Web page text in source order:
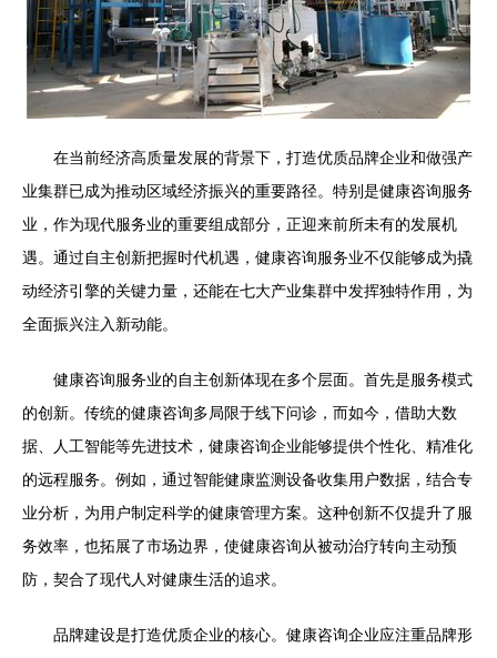
在当前经济高质量发展的背景下，打造优质品牌企业和做强产
业集群已成为推动区域经济振兴的重要路径。特别是健康咨询服务
业，作为现代服务业的重要组成部分，正迎来前所未有的发展机
遇。通过自主创新把握时代机遇，健康咨询服务业不仅能够成为撬
动经济引擎的关键力量，还能在七大产业集群中发挥独特作用，为
全面振兴注入新动能。
健康咨询服务业的自主创新体现在多个层面。首先是服务模式
的创新。传统的健康咨询多局限于线下问诊，而如今，借助大数
据、人工智能等先进技术，健康咨询企业能够提供个性化、精准化
的远程服务。例如，通过智能健康监测设备收集用户数据，结合专
业分析，为用户制定科学的健康管理方案。这种创新不仅提升了服
务效率，也拓展了市场边界，使健康咨询从被动治疗转向主动预
防，契合了现代人对健康生活的追求。
品牌建设是打造优质企业的核心。健康咨询企业应注重品牌形